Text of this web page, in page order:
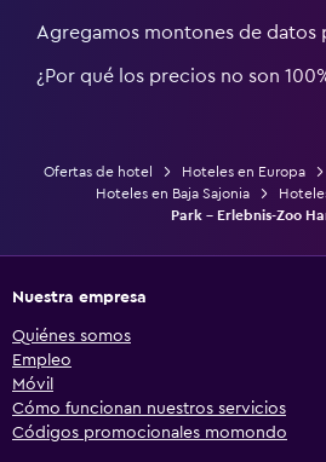
Agregamos montones de datos
¿Por qué los precios no son
Ofertas de hotel Hoteles en Europa
Hoteles en Baja Sajonia
Park - Erlebnis-Zoo
Nuestra empresa
Quiénes somos
Empleo
Móvil
Cómo funcionan nuestros servicios
Códigos promocionales momondo